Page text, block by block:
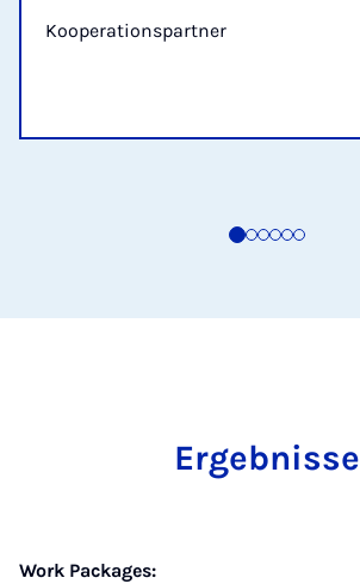
Kooperationspartner
Ergebnisse
Work Packages: